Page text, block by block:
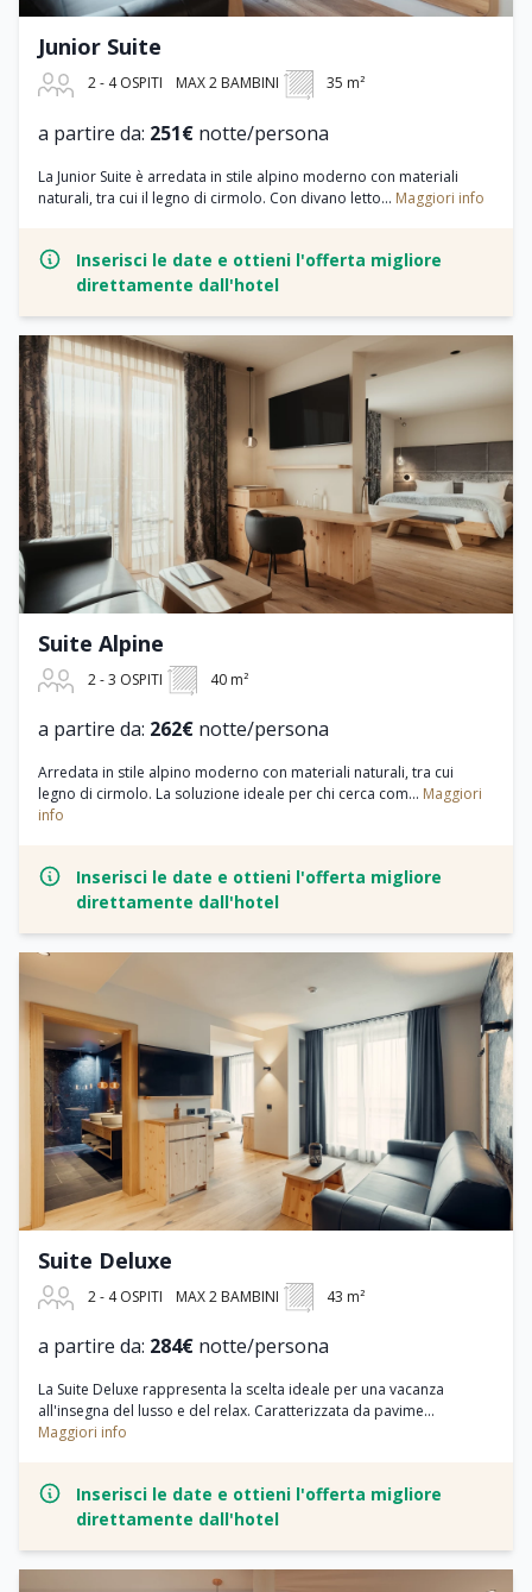
Junior Suite
2 - 4 OSPITI MAX 2 BAMBINI 35 m²
a partire da: 251€ notte/persona
La Junior Suite è arredata in stile alpino moderno con materiali
naturali, tra cui il legno di cirmolo. Con divano letto... Maggiori info
Inserisci le date e ottieni l'offerta migliore
direttamente dall'hotel
Suite Alpine
2 - 3 OSPITI 40 m²
a partire da: 262€ notte/persona
Arredata in stile alpino moderno con materiali naturali, tra cui
legno di cirmolo. La soluzione ideale per chi cerca com... Maggiori
info
Inserisci le date e ottieni l'offerta migliore
direttamente dall'hotel
Suite Deluxe
2 - 4 OSPITI MAX 2 BAMBINI 43 m²
a partire da: 284€ notte/persona
La Suite Deluxe rappresenta la scelta ideale per una vacanza
all'insegna del lusso e del relax. Caratterizzata da pavime...
Maggiori info
Inserisci le date e ottieni l'offerta migliore
direttamente dall'hotel